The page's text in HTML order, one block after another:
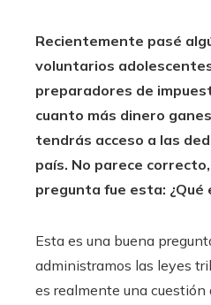
Recientemente pasé
voluntarios
preparadores de
cuanto más dinero
tendrás acceso a las
país. No parece
pregunta fue esta: ¿Qué
Esta es una buena
administramos las leyes
es realmente una cuestión